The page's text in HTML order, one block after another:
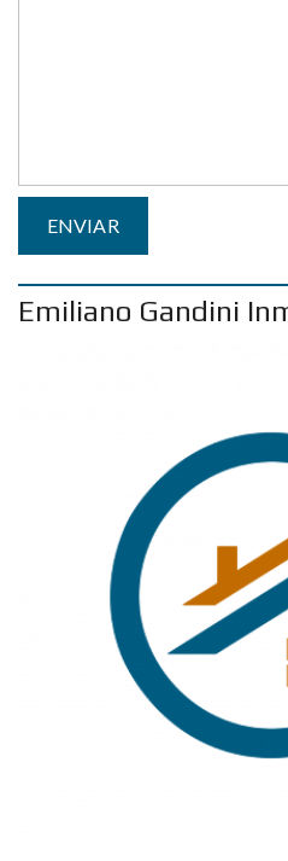
Emiliano Gandini